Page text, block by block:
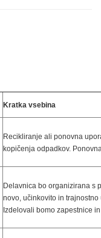
Kratka vsebina
Recikliranje ali ponovna
kopičenja odpadkov.
Delavnica bo organizirana s
novo, učinkovito in
Izdelovali bomo zapestnice